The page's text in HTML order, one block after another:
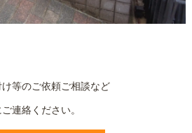
等のご依頼ご相談など
連絡ください。